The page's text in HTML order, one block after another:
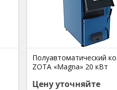
Полуавтоматический
ZOTA «Magna» 20 кВт
Цену уточняйте